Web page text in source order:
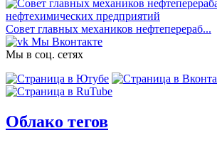
Совет главных механиков нефтеперераб...
Мы Вконтакте
Мы в соц. сетях
Облако тегов